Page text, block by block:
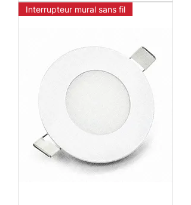
Interrupteur mural sans fil